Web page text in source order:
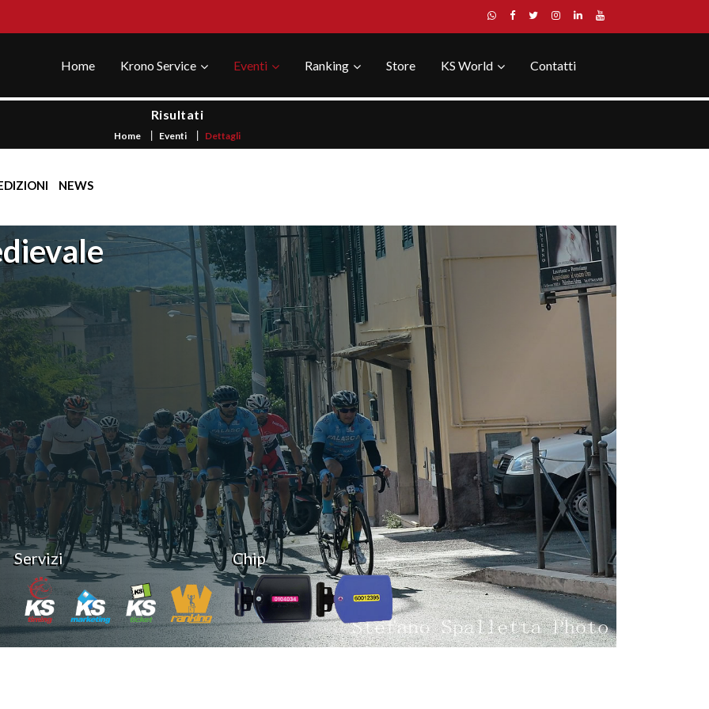
Home Krono Service Eventi Ranking Store KS World Contatti
Risultati
Home Eventi Dettagli
NEWS
Servizi Chip